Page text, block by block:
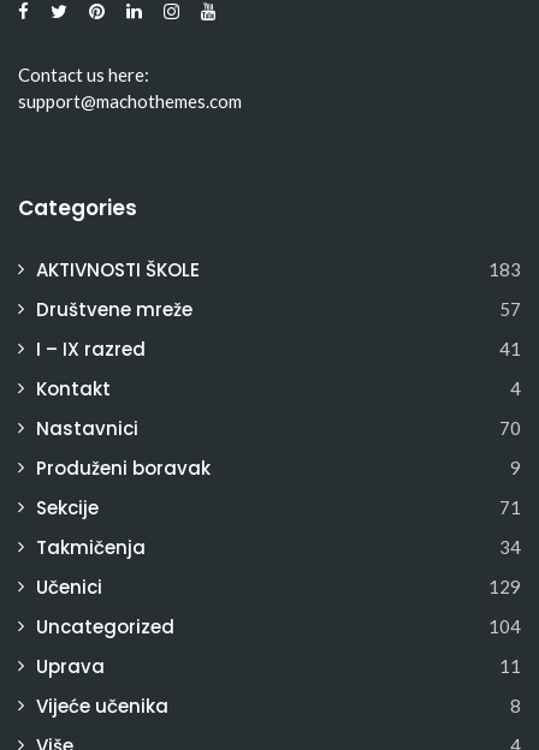
Contact us here:
support@machothemes.com
Categories
AKTIVNOSTI ŠKOLE 183
Društvene mreže 57
I – IX razred 41
Kontakt 4
Nastavnici 70
Produženi boravak 9
Sekcije 71
Takmičenja 34
Učenici 129
Uncategorized 104
Uprava 11
Vijeće učenika 8
4